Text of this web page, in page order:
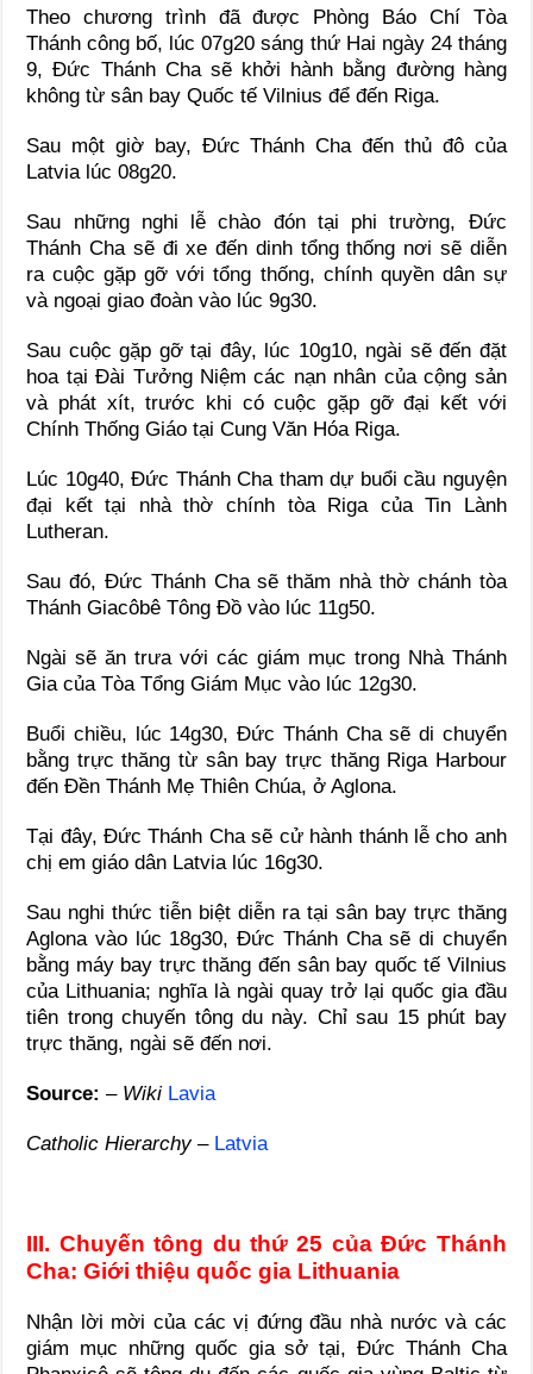
Theo chương trình đã được Phòng Báo Chí Tòa
Thánh công bố, lúc 07g20 sáng thứ Hai ngày 24 tháng
9, Đức Thánh Cha sẽ khởi hành bằng đường hàng
không từ sân bay Quốc tế Vilnius để đến Riga.
Sau một giờ bay, Đức Thánh Cha đến thủ đô của
Latvia lúc 08g20.
Sau những nghi lễ chào đón tại phi trường, Đức
Thánh Cha sẽ đi xe đến dinh tổng thống nơi sẽ diễn
ra cuộc gặp gỡ với tổng thống, chính quyền dân sự
và ngoại giao đoàn vào lúc 9g30.
Sau cuộc gặp gỡ tại đây, lúc 10g10, ngài sẽ đến đặt
hoa tại Đài Tưởng Niệm các nạn nhân của cộng sản
và phát xít, trước khi có cuộc gặp gỡ đại kết với
Chính Thống Giáo tại Cung Văn Hóa Riga.
Lúc 10g40, Đức Thánh Cha tham dự buổi cầu nguyện
đại kết tại nhà thờ chính tòa Riga của Tin Lành
Lutheran.
Sau đó, Đức Thánh Cha sẽ thăm nhà thờ chánh tòa
Thánh Giacôbê Tông Đồ vào lúc 11g50.
Ngài sẽ ăn trưa với các giám mục trong Nhà Thánh
Gia của Tòa Tổng Giám Mục vào lúc 12g30.
Buổi chiều, lúc 14g30, Đức Thánh Cha sẽ di chuyển
bằng trực thăng từ sân bay trực thăng Riga Harbour
đến Đền Thánh Mẹ Thiên Chúa, ở Aglona.
Tại đây, Đức Thánh Cha sẽ cử hành thánh lễ cho anh
chị em giáo dân Latvia lúc 16g30.
Sau nghi thức tiễn biệt diễn ra tại sân bay trực thăng
Aglona vào lúc 18g30, Đức Thánh Cha sẽ di chuyển
bằng máy bay trực thăng đến sân bay quốc tế Vilnius
của Lithuania; nghĩa là ngài quay trở lại quốc gia đầu
tiên trong chuyến tông du này. Chỉ sau 15 phút bay
trực thăng, ngài sẽ đến nơi.
Source:– Wiki Lavia
Catholic Hierarchy– Latvia
III. Chuyến tông du thứ 25 của Đức Thánh
Cha: Giới thiệu quốc gia Lithuania
Nhận lời mời của các vị đứng đầu nhà nước và các
giám mục những quốc gia sở tại, Đức Thánh Cha